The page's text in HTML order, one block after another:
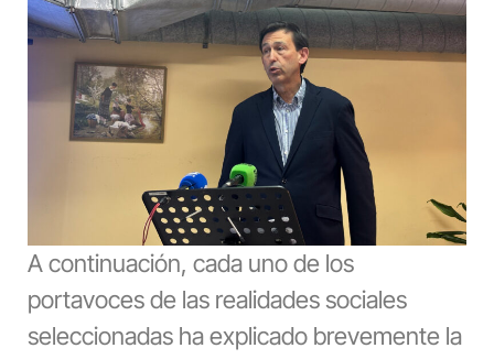
A continuación, cada uno de los
portavoces de las realidades sociales
seleccionadas ha explicado brevemente la